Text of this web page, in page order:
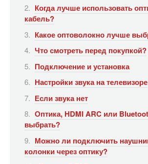
Когда лучше использовать
кабель?
Какое оптоволокно лучше
Что смотреть перед покупкой?
Подключение и установка
Настройки звука на телевизоре
Если звука нет
Оптика, HDMI ARC или
выбрать?
Можно ли подключить
колонки через оптику?